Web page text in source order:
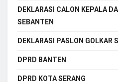
DEKLARASI CALON KEPALA
SEBANTEN
DEKLARASI PASLON GOLKAR
DPRD BANTEN
DPRD KOTA SERANG